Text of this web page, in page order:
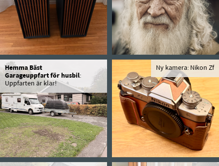
Hemma Bäst
Garageuppfart för husbil:
Uppfarten är klar!
Ny kamera: Nikon Zf